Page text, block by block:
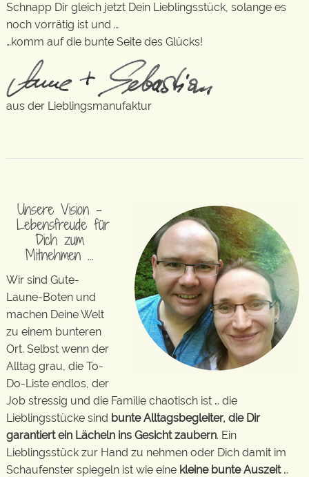
Schnapp Dir gleich jetzt Dein Lieblingsstück, solange es
noch vorrätig ist und …
…komm auf die bunte Seite des Glücks!
aus der Lieblingsmanufaktur
Unsere Vision –
Lebensfreude für
Dich zum
Mitnehmen …
Wir sind Gute-
Laune-Boten und
machen Deine Welt
zu einem bunteren
Ort. Selbst wenn der
Alltag grau, die To-
Do-Liste endlos, der
Job stressig und die Familie chaotisch ist … die
Lieblingsstücke sind bunte Alltagsbegleiter, die Dir
garantiert ein Lächeln ins Gesicht zaubern. Ein
Lieblingsstück zur Hand zu nehmen oder Dich damit im
Schaufenster spiegeln ist wie eine kleine bunte Auszeit…